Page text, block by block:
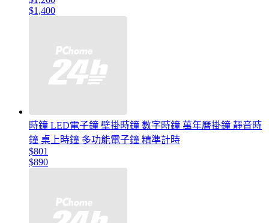
$1,400
時鐘 LED電子鐘 壁掛時鐘 數字時鐘 萬年曆掛鐘 靜音時
鐘 桌上時鐘 多功能電子鐘 精準計時
$801
$890